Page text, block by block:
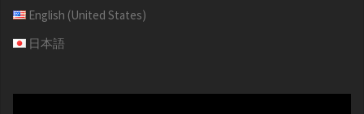
English (United States)
日本語